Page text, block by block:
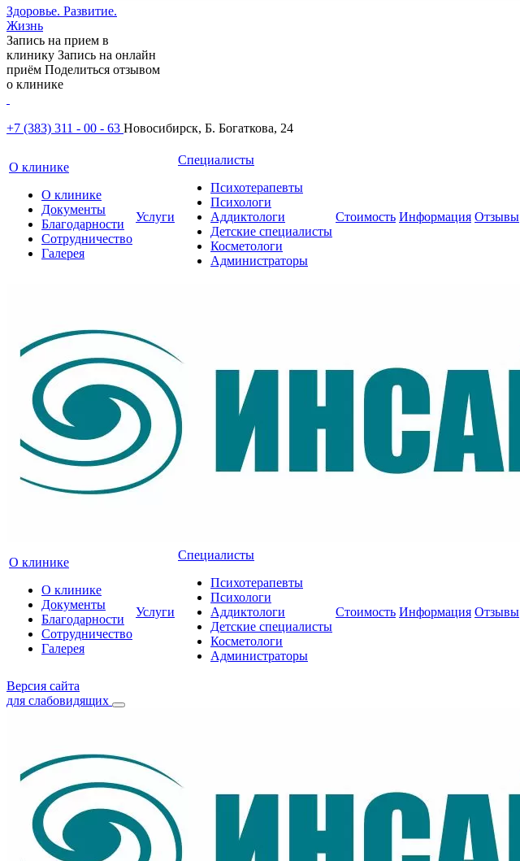
Здоровье. Развитие.
Жизнь
Запись на прием в
клинику Запись на онлайн
приём Поделиться отзывом
о клинике
+7 (383) 311 - 00 - 63 Новосибирск, Б. Богаткова, 24
О клинике
О клинике
Документы
Благодарности
Сотрудничество
Галерея
Услуги
Специалисты
Психотерапевты
Психологи
Аддиктологи
Детские специалисты
Косметологи
Администраторы
Стоимость Информация Отзывы
О клинике
О клинике
Документы
Благодарности
Сотрудничество
Галерея
Услуги
Специалисты
Психотерапевты
Психологи
Аддиктологи
Детские специалисты
Косметологи
Администраторы
Стоимость Информация Отзывы
Версия сайта
для слабовидящих